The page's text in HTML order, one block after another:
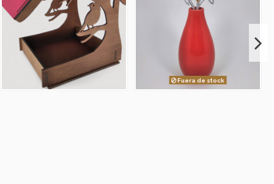
Fuera de stock